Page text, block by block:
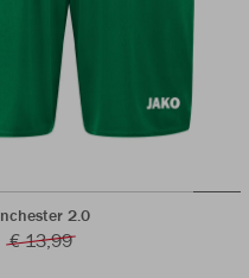
2.0
€ 13,99